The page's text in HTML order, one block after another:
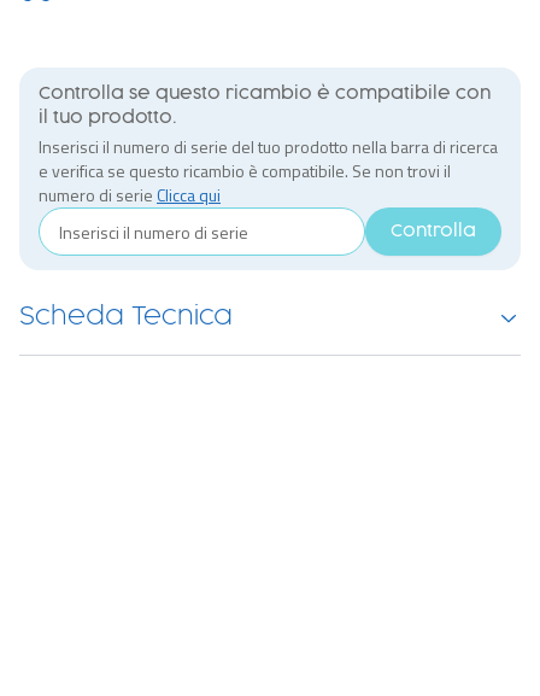
Controlla se questo ricambio è compatibile con
il tuo prodotto.
Inserisci il numero di serie del tuo prodotto nella barra di ricerca
e verifica se questo ricambio è compatibile. Se non trovi il
numero di serie Clicca qui
Controlla
Scheda Tecnica